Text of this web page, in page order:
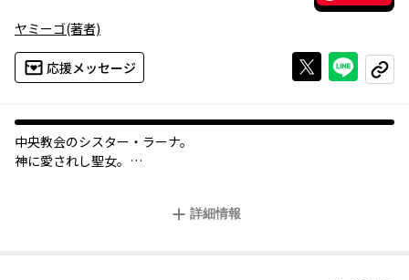
ヤミーゴ(著者)
応援メッセージ Xで投稿する
ライン
コピー
中央教会のシスター・ラーナ。
神に愛されし聖女。
詳細情報